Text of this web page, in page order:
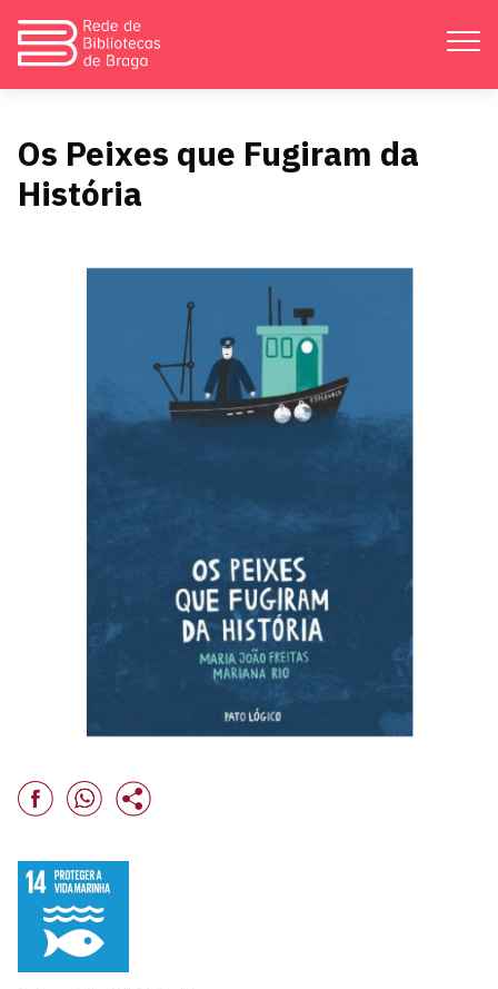
Bibliotecas
Divulgação
Catálogos
Os Peixes que Fugiram da
História